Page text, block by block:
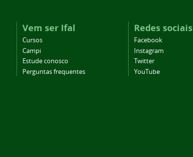
Vem ser Ifal
Cursos
Campi
Estude conosco
Perguntas frequentes
Redes sociais
Facebook
Instagram
Twitter
YouTube